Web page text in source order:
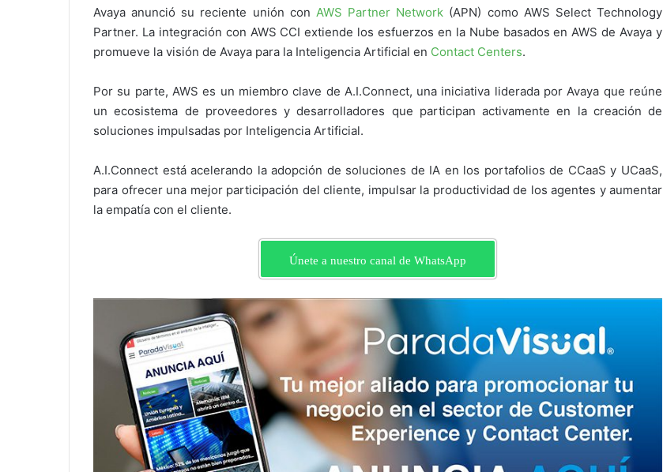
Avaya anunció su reciente unión con AWS Partner Network (APN) como AWS Select Technology
Partner. La integración con AWS CCI extiende los esfuerzos en la Nube basados ​​en AWS de Avaya y
promueve la visión de Avaya para la Inteligencia Artificial en Contact Centers.
Por su parte, AWS es un miembro clave de A.I.Connect, una iniciativa liderada por Avaya que reúne
un ecosistema de proveedores y desarrolladores que participan activamente en la creación de
soluciones impulsadas por Inteligencia Artificial.
A.I.Connect está acelerando la adopción de soluciones de IA en los portafolios de CCaaS y UCaaS,
para ofrecer una mejor participación del cliente, impulsar la productividad de los agentes y aumentar
la empatía con el cliente.
Únete a nuestro canal de WhatsApp